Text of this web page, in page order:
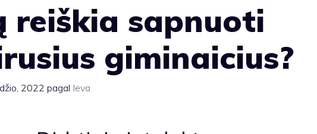
reiškia sapnuoti
giminaicius?
2022 pagal Ieva